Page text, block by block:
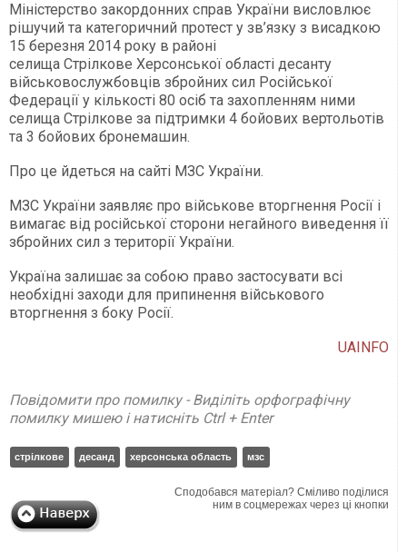
Міністерство закордонних справ України висловлює
рішучий та категоричний протест у зв’язку з висадкою
15 березня 2014 року в районі
селища Стрілкове Херсонської області десанту
військовослужбовців збройних сил Російської
Федерації у кількості 80 осіб та захопленням ними
селища Стрілкове за підтримки 4 бойових вертольотів
та 3 бойових бронемашин.
Про це йдеться на сайті МЗС України.
МЗС України заявляє про військове вторгнення Росії і
вимагає від російської сторони негайного виведення її
збройних сил з території України.
Україна залишає за собою право застосувати всі
необхідні заходи для припинення військового
вторгнення з боку Росії.
UAINFO
Повідомити про помилку - Виділіть орфографічну
помилку мишею і натисніть Ctrl + Enter
стрілкове десанд херсонська область мзс
Сподобався матеріал? Сміливо поділися
ним в соцмережах через ці кнопки